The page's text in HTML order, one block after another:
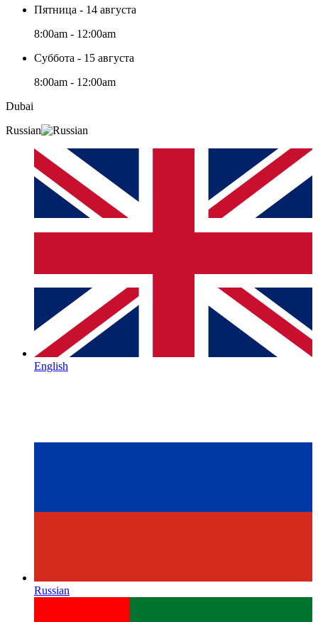
Пятница - 14 августа
8:00am - 12:00am
Суббота - 15 августа
8:00am - 12:00am
Dubai
Russian
English
Russian